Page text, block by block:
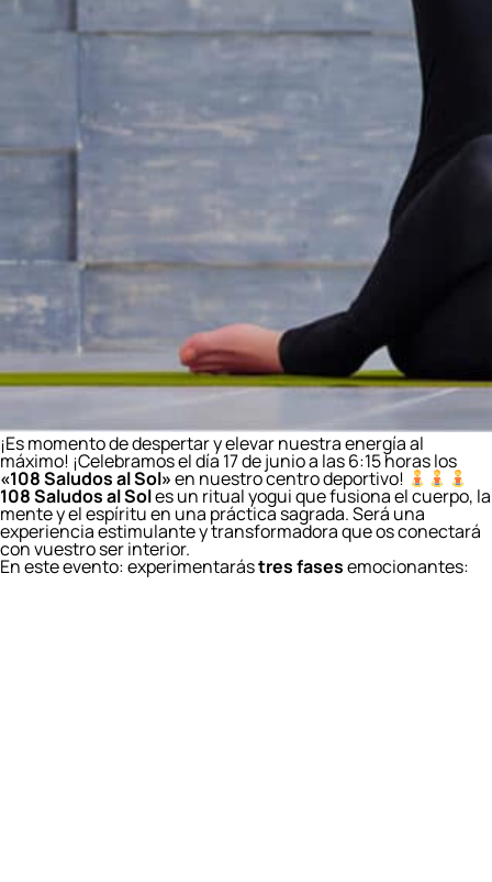
¡Es momento de despertar y elevar nuestra energía al
máximo! ¡Celebramos el día 17 de junio a las 6:15 horas los
«108 Saludos al Sol»en nuestro centro deportivo!​
108 Saludos al Soles un ritual yogui que fusiona el cuerpo, la
mente y el espíritu en una práctica sagrada. Será una
experiencia estimulante y transformadora que os conectará
con vuestro ser interior.​
​En este evento: experimentarástres fasesemocionantes​: